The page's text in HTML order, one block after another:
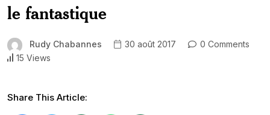
le fantastique
Rudy Chabannes 30 août 2017
0 Comments
15 Views
Share This Article: